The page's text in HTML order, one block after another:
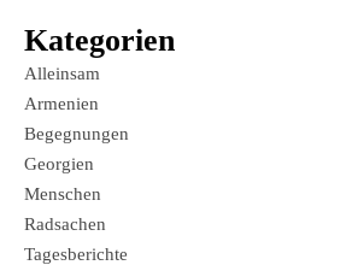
Kategorien
Alleinsam
Armenien
Begegnungen
Georgien
Menschen
Radsachen
Tagesberichte